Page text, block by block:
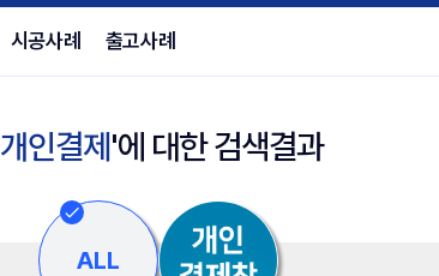
시공사례 출고사례
개인결제 '에 대한 검색결과
ALL